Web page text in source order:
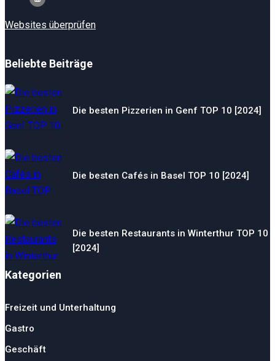
Websites überprüfen
Beliebte Beiträge
Die besten Pizzerien in Genf TOP 10 [2024]
Die besten Cafés in Basel TOP 10 [2024]
Die besten Restaurants in Winterthur TOP 10
[2024]
Kategorien
Freizeit und Unterhaltung
Gastro
Geschäft